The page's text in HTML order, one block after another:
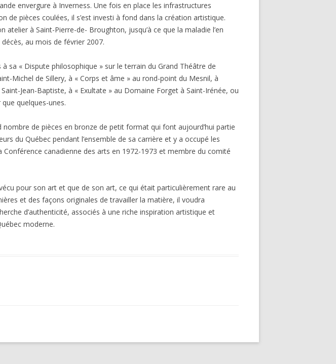
envergure à Inverness. Une fois en place les infrastructures
de pièces coulées, il s’est investi à fond dans la création artistique.
atelier à Saint-Pierre-de- Broughton, jusqu’à ce que la maladie l’en
au mois de février 2007.
sa « Dispute philosophique » sur le terrain du Grand Théâtre de
Michel de Sillery, à « Corps et âme » au rond-point du Mesnil, à
Jean-Baptiste, à « Exultate » au Domaine Forget à Saint-Irénée, ou
quelques-unes.
de pièces en bronze de petit format qui font aujourd’hui partie
du Québec pendant l’ensemble de sa carrière et y a occupé les
canadienne des arts en 1972-1973 et membre du comité
pour son art et que de son art, ce qui était particulièrement rare au
et des façons originales de travailler la matière, il voudra
d’authenticité, associés à une riche inspiration artistique et
moderne.